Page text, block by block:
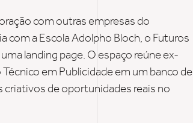
com outras empresas do
com a Escola Adolpho Bloch, o Futuros
landing page. O espaço reúne ex-
em Publicidade em um banco de
de oportunidades reais no